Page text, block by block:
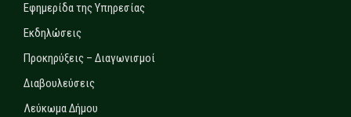
Εφημερίδα της Υπηρεσίας
Εκδηλώσεις
Προκηρύξεις – Διαγωνισμοί
Διαβουλεύσεις
Λεύκωμα Δήμου